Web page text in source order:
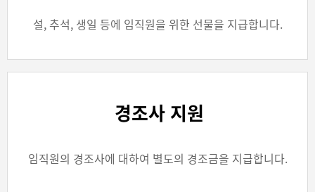
설, 추석, 생일 등에 임직원을 위한 선물을 지급합니다.
경조사 지원
임직원의 경조사에 대하여 별도의 경조금을 지급합니다.